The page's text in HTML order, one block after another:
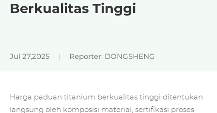
Berkualitas Tinggi
Jul 27,2025 Reporter: DONGSHENG
Harga paduan titanium berkualitas tinggi ditentukan
langsung oleh komposisi material, sertifikasi proses,